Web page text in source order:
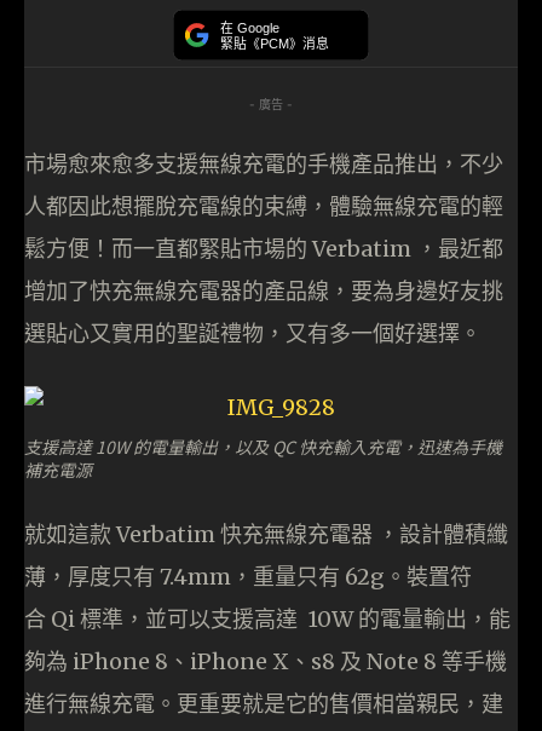
在 Google
緊貼《PCM》消息
- 廣告 -
市場愈來愈多支援無線充電的手機產品推出，不少
人都因此想擺脫充電線的束縛，體驗無線充電的輕
鬆方便！而一直都緊貼市場的 Verbatim ，最近都
增加了快充無線充電器的產品線，要為身邊好友挑
選貼心又實用的聖誕禮物，又有多一個好選擇。
支援高達 10W 的電量輸出，以及 QC 快充輸入充電，迅速為手機
補充電源
就如這款 Verbatim 快充無線充電器 ，設計體積纖
薄，厚度只有 7.4mm，重量只有 62g。裝置符
合 Qi 標準，並可以支援高達 10W 的電量輸出，能
夠為 iPhone 8、iPhone X、s8 及 Note 8 等手機
進行無線充電。更重要就是它的售價相當親民，建